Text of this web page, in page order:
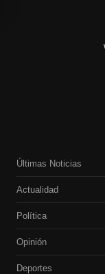
Últimas Noticias
Actualidad
Política
Opinión
Deportes